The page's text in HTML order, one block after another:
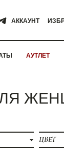
АККАУНТ
АУТЛЕТ
ЦВЕТ